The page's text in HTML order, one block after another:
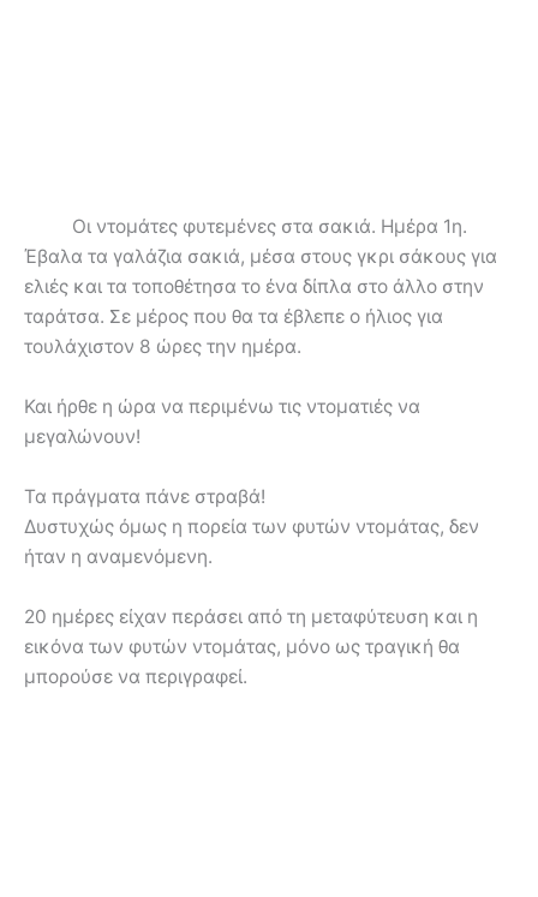
Οι ντομάτες φυτεμένες στα σακιά. Ημέρα 1η.
Έβαλα τα γαλάζια σακιά, μέσα στους γκρι σάκους για
ελιές και τα τοποθέτησα το ένα δίπλα στο άλλο στην
ταράτσα. Σε μέρος που θα τα έβλεπε ο ήλιος για
τουλάχιστον 8 ώρες την ημέρα.
Και ήρθε η ώρα να περιμένω τις ντοματιές να
μεγαλώνουν!
Τα πράγματα πάνε στραβά!
Δυστυχώς όμως η πορεία των φυτών ντομάτας, δεν
ήταν η αναμενόμενη.
20 ημέρες είχαν περάσει από τη μεταφύτευση και η
εικόνα των φυτών ντομάτας, μόνο ως τραγική θα
μπορούσε να περιγραφεί.